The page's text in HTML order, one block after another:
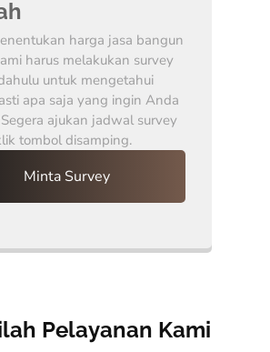
harga jasa bangun
harus melakukan survey
untuk mengetahui
apa saja yang ingin Anda
ajukan jadwal survey
tombol disamping.
Minta Survey
Pelayanan Kami